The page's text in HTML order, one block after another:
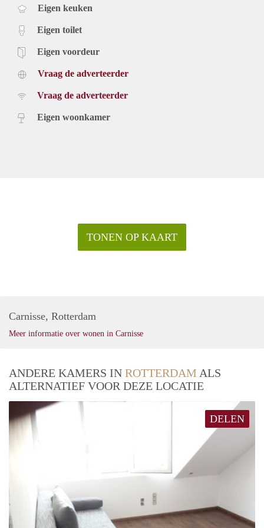
Eigen keuken
Eigen toilet
Eigen voordeur
Vraag de adverteerder
Vraag de adverteerder
Eigen woonkamer
TONEN OP KAART
Carnisse, Rotterdam
Meer informatie over wonen in Carnisse
ANDERE KAMERS IN ROTTERDAM ALS
ALTERNATIEF VOOR DEZE LOCATIE
DELEN